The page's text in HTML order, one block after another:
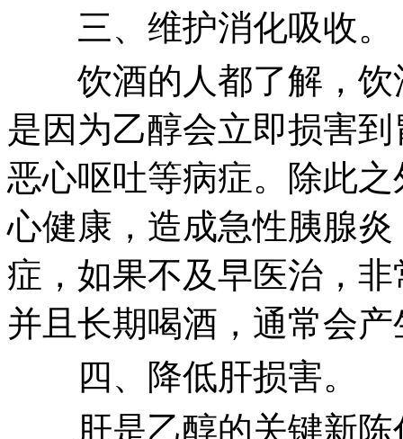
三、维护消化吸收。
饮酒的人都了解，饮
是因为乙醇会立即损害
恶心呕吐等病症。除此
心健康，造成急性胰腺
症，如果不及早医治，
并且长期喝酒，通常会
四、降低肝损害。
肝是乙醇的关键新陈